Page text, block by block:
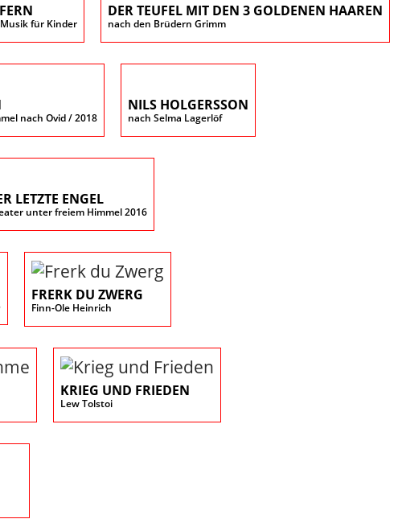
für Kinder
DER TEUFEL MIT DEN 3 GOLDENEN HAAREN
nach den Brüdern Grimm
nach Ovid / 2018
NILS HOLGERSSON
nach Selma Lagerlöf
LETZTE ENGEL
unter freiem Himmel 2016
FRERK DU ZWERG
Finn-Ole Heinrich
KRIEG UND FRIEDEN
Lew Tolstoi